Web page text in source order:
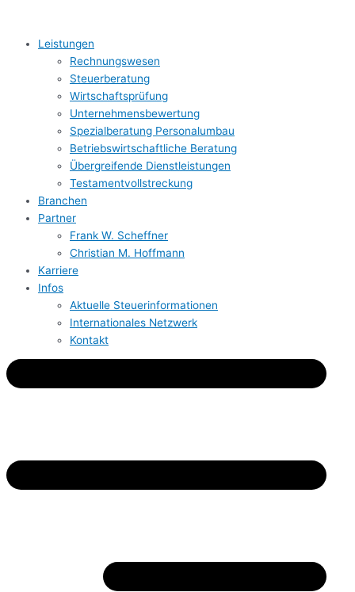
springenLeistungen
Rechnungs­wesen
Steuerberatung
Wirtschafts­prüfung
Unternehmens­bewertung
Spezialberatung Personalumbau
Betriebs­wirtschaftliche Beratung
Übergreifende Dienstleistungen
Testament­vollstreckung
Branchen
Partner
Frank W. Scheffner
Christian M. Hoffmann
Karriere
Infos
Aktuelle Steuerinformationen
Internationales Netzwerk
Kontakt